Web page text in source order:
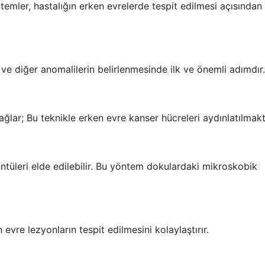
hastalığın erken evrelerde tespit edilmesi
diğer anomalilerin belirlenmesinde ilk ve önemli adımdır.
Bu teknikle erken evre kanser hücreleri
elde edilebilir. Bu yöntem dokulardaki mikroskobik
lezyonların tespit edilmesini kolaylaştırır.